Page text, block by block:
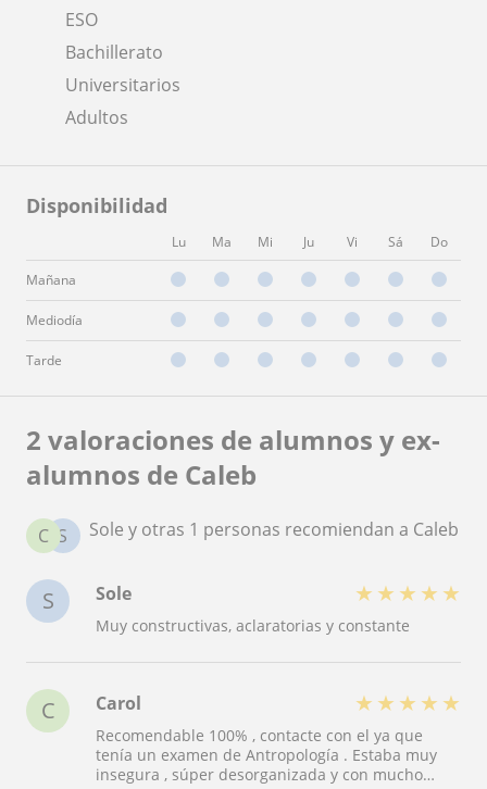
ESO
Bachillerato
Universitarios
Adultos
Disponibilidad
Lu Ma Mi Ju Vi Sá Do
Mañana
Mediodía
Tarde
2 valoraciones de alumnos y ex-
alumnos de Caleb
S
C Sole y otras 1 personas recomiendan a Caleb
S Sole ★ ★ ★ ★ ★
Muy constructivas, aclaratorias y constante
C Carol ★ ★ ★ ★ ★
Recomendable 100% , contacte con el ya que
tenía un examen de Antropología . Estaba muy
insegura , súper desorganizada y con mucho